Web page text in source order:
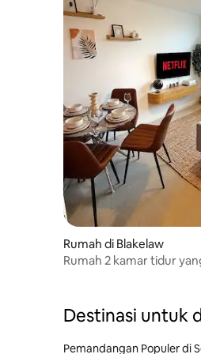
Rumah di Blakelaw
Rumah 2 kamar tidur
Destinasi untuk
Pemandangan Populer di